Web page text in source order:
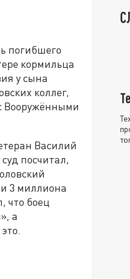
погибшего
кормильца
у сына
коллег,
Вооружёнными
Василий
посчитал,
3 миллиона
что боец
а